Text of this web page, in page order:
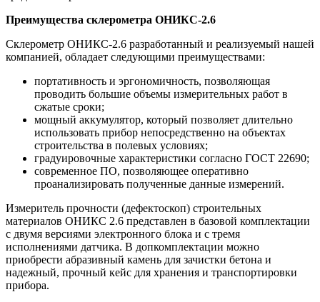
Преимущества склерометра ОНИКС-2.6
Склерометр ОНИКС-2.6 разработанный и реализуемый нашей
компанией, обладает следующими преимуществами:
портативность и эргономичность, позволяющая
проводить большие объемы измерительных работ в
сжатые сроки;
мощный аккумулятор, который позволяет длительно
использовать прибор непосредственно на объектах
строительства в полевых условиях;
градуировочные характеристики согласно ГОСТ 22690;
современное ПО, позволяющее оперативно
проанализировать полученные данные измерений.
Измеритель прочности (дефектоскоп) строительных
материалов ОНИКС 2.6 представлен в базовой комплектации
с двумя версиями электронного блока и с тремя
исполнениями датчика. В допкомплектации можно
приобрести абразивный камень для зачистки бетона и
надежный, прочный кейс для хранения и транспортировки
прибора.